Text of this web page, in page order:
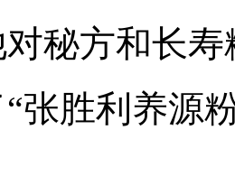
秘方和长
张胜利养源